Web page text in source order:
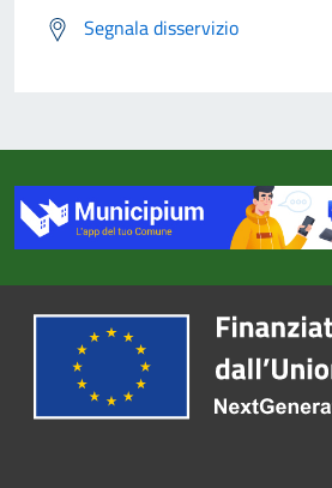
Segnala disservizio